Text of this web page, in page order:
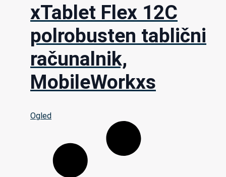
xTablet Flex 12C
polrobusten tablični
računalnik,
MobileWorkxs
Ogled